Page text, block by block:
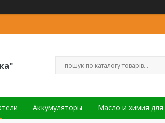
Аккумуляторы Масло и химия